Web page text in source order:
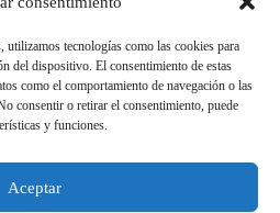
utilizamos tecnologías como las cookies para
del dispositivo. El consentimiento de estas
como el comportamiento de navegación o las
consentir o retirar el consentimiento, puede
y funciones.
Aceptar